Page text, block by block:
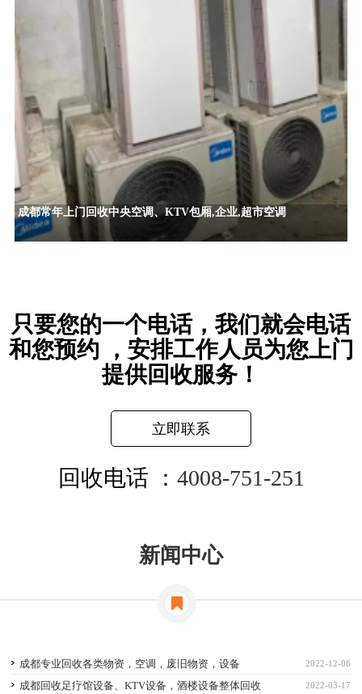
成都常年上门回收中央空调、KTV包厢,企业,超市空调
只要您的一个电话，我们就会电话
和您预约 ，安排工作人员为您上门
提供回收服务！
立即联系
回收电话 ： 4008-751-251
新闻中心
2022-12-06
成都专业回收各类物资，空调，废旧物资，设备
2022-03-17
成都回收足疗馆设备、KTV设备，酒楼设备整体回收